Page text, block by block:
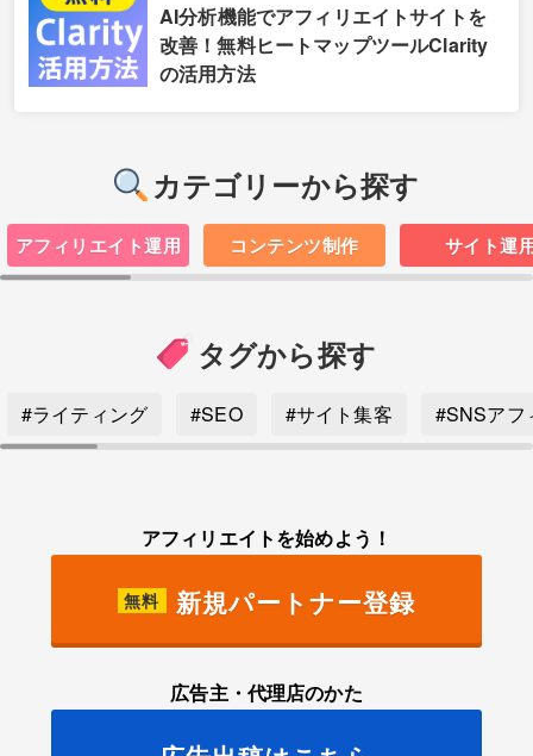
AI分析機能でアフィリエイトサイトを
改善！無料ヒートマップツールClarity
の活用方法
カテゴリーから探す
アフィリエイト運用 コンテンツ制作 サイト運
タグから探す
#ライティング #SEO #サイト集客 #SNSアフ
アフィリエイトを始めよう！
無料 新規パートナー登録
広告主・代理店のかた